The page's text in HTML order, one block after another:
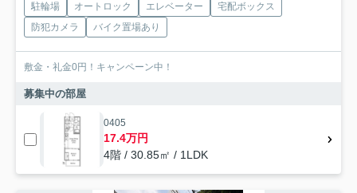
駐輪場 オートロック エレベーター
宅配ボックス
防犯カメラ
バイク置場あり
敷金・礼金0円！キャンペーン中！
募集中の部屋
0405
17.4万円
4階 / 30.85㎡ / 1LDK